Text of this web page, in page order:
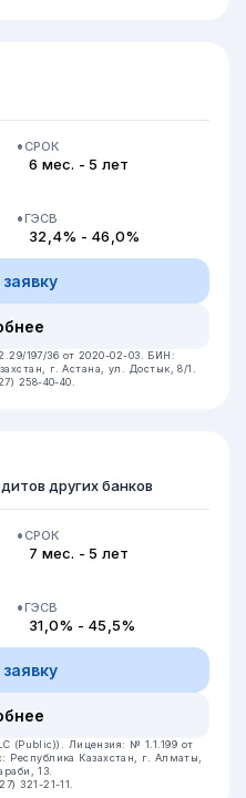
СРОК
6 мес. - 5 лет
ГЭСВ
32,4% - 46,0%
197/36 от 2020-02-03. БИН:
г. Астана, ул. Достык, 8/1.
258-40-40.
других банков
СРОК
7 мес. - 5 лет
ГЭСВ
31,0% - 45,5%
(Public)).
Лицензия: № 1.1.199 от
Республика Казахстан, г. Алматы,
13.
321-21-11.